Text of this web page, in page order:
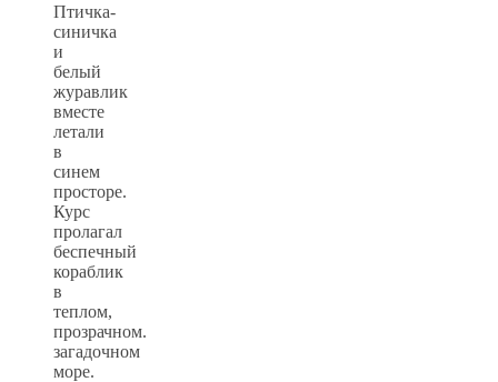
Птичка-
синичка
и
белый
журавлик
вместе
летали
в
синем
просторе.
Курс
пролагал
беспечный
кораблик
в
теплом,
прозрачном.
загадочном
море.